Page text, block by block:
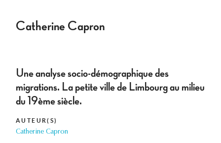
Catherine Capron
Une analyse socio-démographique des
migrations. La petite ville de Limbourg au milieu
du 19ème siècle.
AUTEUR(S)
Catherine Capron